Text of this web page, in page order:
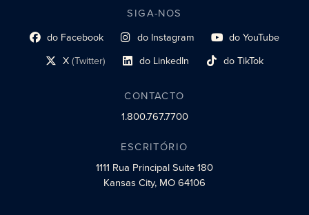
SIGA-NOS
Link do perfil social
do Facebook Link do perfil social
do Instagram Link do perfil social
do YouTube
Link do perfil social
X(Twitter) Link do perfil social
do LinkedIn Link do perfil social
do TikTok
CONTACTO
1.800.767.7700
ESCRITÓRIO
1111 Rua PrincipalSuite 180
Kansas City, MO 64106